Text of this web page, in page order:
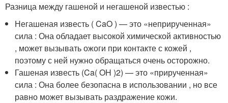
Разница между гашеной и негашеной известью :
Негашеная известь ( CaO ) — это «неприрученная»
сила : Она обладает высокой химической активностью
, может вызывать ожоги при контакте с кожей ,
поэтому с ней нужно обращаться очень осторожно.
Гашеная известь (Ca( OH )2) — это «прирученная»
сила : Она более безопасна в использовании , но все
равно может вызывать раздражение кожи.